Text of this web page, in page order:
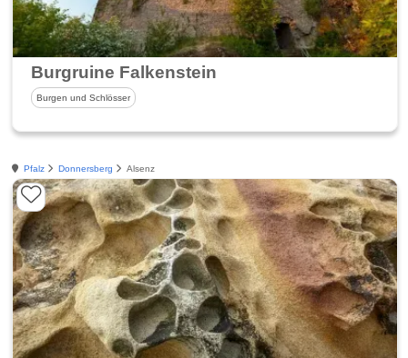
Burgruine Falkenstein
Burgen und Schlösser
Pfalz Donnersberg Alsenz